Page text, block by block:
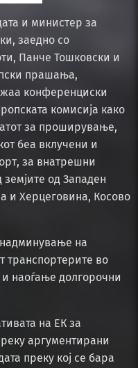
и министер за
заедно со
Панче Тошковски и
прашања,
конференциски
комисија како
за проширување,
беа вклучени и
за внатрешни
од Западен
и Херцеговина, Косово
на
транспортерите во
наоѓање долгорочни
на ЕК за
аргументирани
преку кој се бара